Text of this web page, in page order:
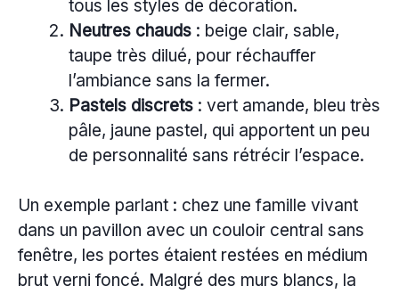
tous les styles de décoration.
Neutres chauds : beige clair, sable,
taupe très dilué, pour réchauffer
l’ambiance sans la fermer.
Pastels discrets : vert amande, bleu très
pâle, jaune pastel, qui apportent un peu
de personnalité sans rétrécir l’espace.
Un exemple parlant : chez une famille vivant
dans un pavillon avec un couloir central sans
fenêtre, les portes étaient restées en médium
brut verni foncé. Malgré des murs blancs, la